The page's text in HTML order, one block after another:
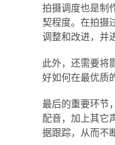
拍摄调度也是制
契程度。在拍摄
调整和改进，并
此外，还需要将
好如何在最优质
最后的重要环节
配音，加上其它
据跟踪，从而不